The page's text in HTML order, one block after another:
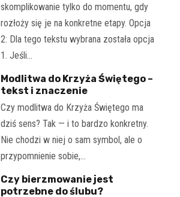
skomplikowanie tylko do momentu, gdy
rozłoży się je na konkretne etapy. Opcja
2: Dla tego tekstu wybrana została opcja
1. Jeśli…
Modlitwa do Krzyża Świętego –
tekst i znaczenie
Czy modlitwa do Krzyża Świętego ma
dziś sens? Tak — i to bardzo konkretny.
Nie chodzi w niej o sam symbol, ale o
przypomnienie sobie,…
Czy bierzmowanie jest
potrzebne do ślubu?